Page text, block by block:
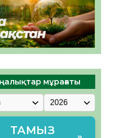
мұрағаты
ТАМЫЗ